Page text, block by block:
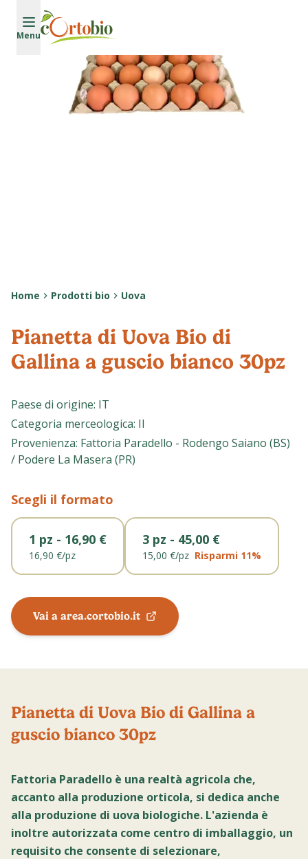
Vai al contenuto principale
Menu
Home Prodotti bio Uova
Pianetta di Uova Bio di
Gallina a guscio bianco 30pz
Paese di origine: IT
Categoria merceologica: II
Provenienza: Fattoria Paradello - Rodengo Saiano (BS)
/ Podere La Masera (PR)
Scegli il formato
1 pz - 16,90 €
16,90 €/pz
3 pz - 45,00 €
15,00 €/pz Risparmi 11%
Vai a area.cortobio.it
Pianetta di Uova Bio di Gallina a
guscio bianco 30pz
Fattoria Paradello è una realtà agricola che,
accanto alla produzione orticola, si dedica anche
alla produzione di uova biologiche. L'azienda è
inoltre autorizzata come centro di imballaggio, un
requisito che consente di selezionare,